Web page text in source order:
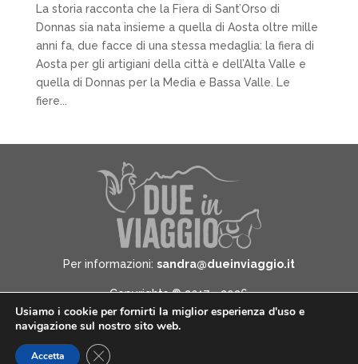
La storia racconta che la Fiera di Sant’Orso di
Donnas sia nata insieme a quella di Aosta oltre mille
anni fa, due facce di una stessa medaglia: la fiera di
Aosta per gli artigiani della città e dell’Alta Valle e
quella di Donnas per la Media e Bassa Valle. Le
fiere...
Per informazioni: sandra@dueinviaggio.it
Copyrights © 2017 - 2026
Due in Viaggio - All Rights Reserved -
Usiamo i cookie per fornirti la miglior esperienza d'uso e
navigazione sul nostro sito web.
Accetta Close GDPR Cookie Banner